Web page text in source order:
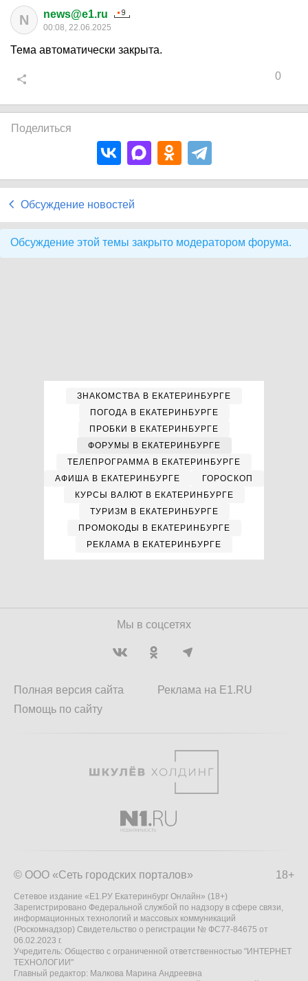
N news@e1.ru
00:08, 22.06.2025
Тема автоматически закрыта.
0
Поделиться
Обсуждение новостей
Обсуждение этой темы закрыто модератором форума.
ЗНАКОМСТВА В ЕКАТЕРИНБУРГЕ
ПОГОДА В ЕКАТЕРИНБУРГЕ
ПРОБКИ В ЕКАТЕРИНБУРГЕ
ФОРУМЫ В ЕКАТЕРИНБУРГЕ
ТЕЛЕПРОГРАММА В ЕКАТЕРИНБУРГЕ
АФИША В ЕКАТЕРИНБУРГЕ
ГОРОСКОП
КУРСЫ ВАЛЮТ В ЕКАТЕРИНБУРГЕ
ТУРИЗМ В ЕКАТЕРИНБУРГЕ
ПРОМОКОДЫ В ЕКАТЕРИНБУРГЕ
РЕКЛАМА В ЕКАТЕРИНБУРГЕ
Мы в соцсетях
Полная версия сайта
Помощь по сайту
Реклама на E1.RU
18+
© ООО «Сеть городских порталов»
Сетевое издание «Е1.РУ Екатеринбург Онлайн» (18+)
Зарегистрировано Федеральной службой по надзору в сфере связи,
информационных технологий и массовых коммуникаций
(Роскомнадзор) Свидетельство о регистрации № ФС77-84675 от
06.02.2023 г.
Учредитель: Общество с ограниченной ответственностью "ИНТЕРНЕТ
ТЕХНОЛОГИИ"
Главный редактор: Малкова Марина Андреевна